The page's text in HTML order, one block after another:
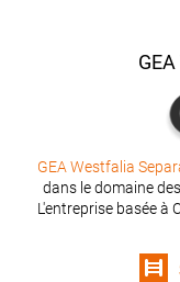
GEA Westfalia
dans le domaine
L'entreprise basée à